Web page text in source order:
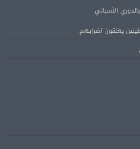
تحركا دوليا لوقفها
أو ستواجه إيران ضربة
تداعيات حرائق الغابات
البحرين فى مطار العلمين
الراسخة بين البلدين
يعلقون اضرابهم.